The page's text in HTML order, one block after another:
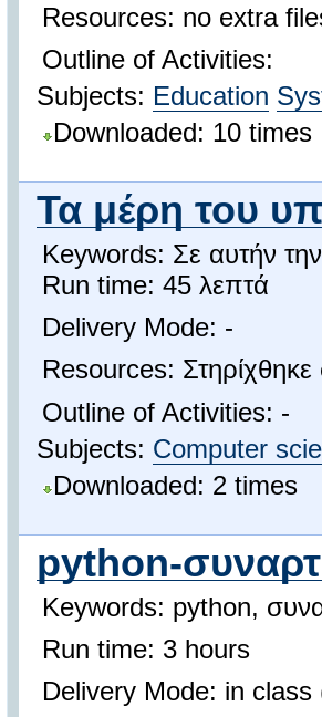
Resources: no extra
Outline of Activities:
Subjects: Education
Downloaded: 10 times
Τα μέρη του
Keywords: Σε αυτήν
Run time: 45 λεπτά
Delivery Mode: -
Resources:
Outline of Activities: -
Subjects: Computer
Downloaded: 2 times
python-
Keywords: python,
Run time: 3 hours
Delivery Mode: in